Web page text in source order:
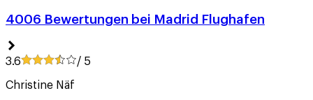
4006 Bewertungen bei Madrid Flughafen
3.6 / 5
Christine Näf